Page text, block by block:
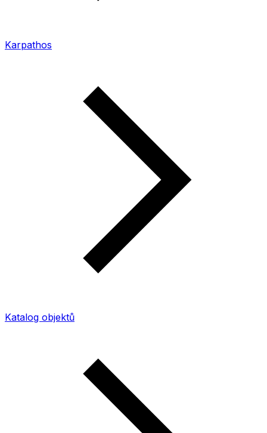
Karpathos
Katalog objektů